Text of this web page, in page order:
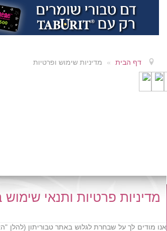
דף הבית » מדיניות שימוש ופרטיות
מדיניות פרטיות ותנאי
אנו מודים לך על שבחרת לגלוש באתר טבוריתון